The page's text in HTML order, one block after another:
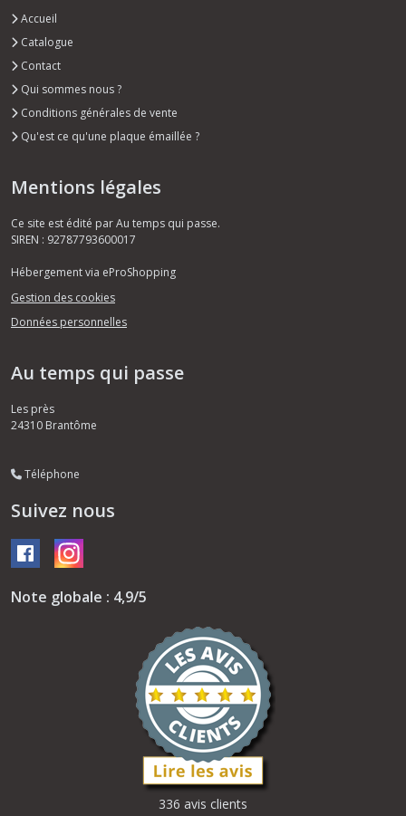
Accueil
Catalogue
Contact
Qui sommes nous ?
Conditions générales de vente
Qu'est ce qu'une plaque émaillée ?
Mentions légales
Ce site est édité par Au temps qui passe.
SIREN : 92787793600017
Hébergement via eProShopping
Gestion des cookies
Données personnelles
Au temps qui passe
Les près
24310 Brantôme
Téléphone
Suivez nous
Note globale : 4,9/5
336 avis clients